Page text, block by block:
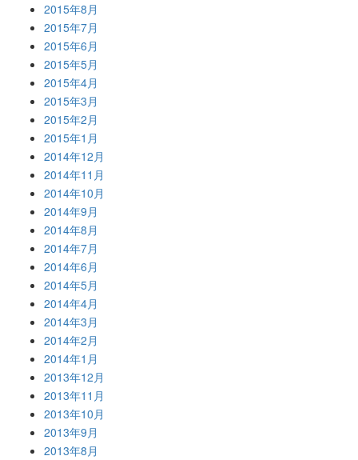
2015年8月
2015年7月
2015年6月
2015年5月
2015年4月
2015年3月
2015年2月
2015年1月
2014年12月
2014年11月
2014年10月
2014年9月
2014年8月
2014年7月
2014年6月
2014年5月
2014年4月
2014年3月
2014年2月
2014年1月
2013年12月
2013年11月
2013年10月
2013年9月
2013年8月